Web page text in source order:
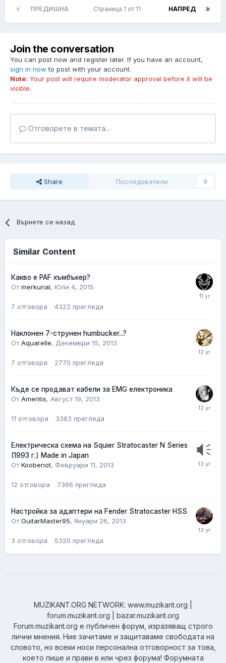
ПРЕДИШНА НАПРЕД
Страница 1 от 11
Join the conversation
You can post now and register later. If you have an account,
sign in now to post with your account.
Note: Your post will require moderator approval before it will be
visible.
Отговорете в темата...
Share Последователи 0
Върнете се назад
Similar Content
Какво е PAF хъмбъкер?
Отmerkurial, Юли 4, 2015
7 отговора 4322 прегледа
Наклонен 7-струнен humbucker...?
ОтAquarelle, Декември 15, 2013
7 отговора 2770 прегледа
Къде се продават кабели за EMG електроника
ОтAmentis, Август 19, 2013
11 отговора 3383 прегледа
Електрическа схема на Squier Stratocaster N Series
(1993 г.) Made in Japan
ОтKoobenot, Февруари 11, 2013
12 отговора 7366 прегледа
Настройка за адаптери на Fender Stratocaster HSS
ОтGuitarMaster95, Януари 26, 2013
3 отговора 5320 прегледа
MUZIKANT.ORG NETWORK: www.muzikant.org |
forum.muzikant.org | bazar.muzikant.org
Forum.muzikant.org е публичен форум, изразяващ строго
лични мнения. Ние зачитаме и защитаваме свободата на
словото, но всеки носи персонална отговорност за това,
което пише и прави в или чрез форума! Форумната